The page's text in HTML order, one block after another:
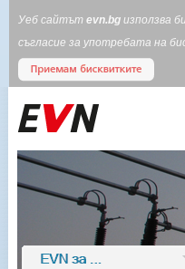
Уеб сайтът evn.bg използва
съгласие за употребата на
EVN за ...